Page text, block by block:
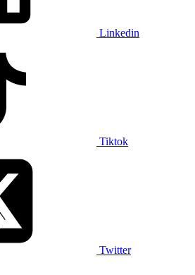
Linkedin
Tiktok
Twitter